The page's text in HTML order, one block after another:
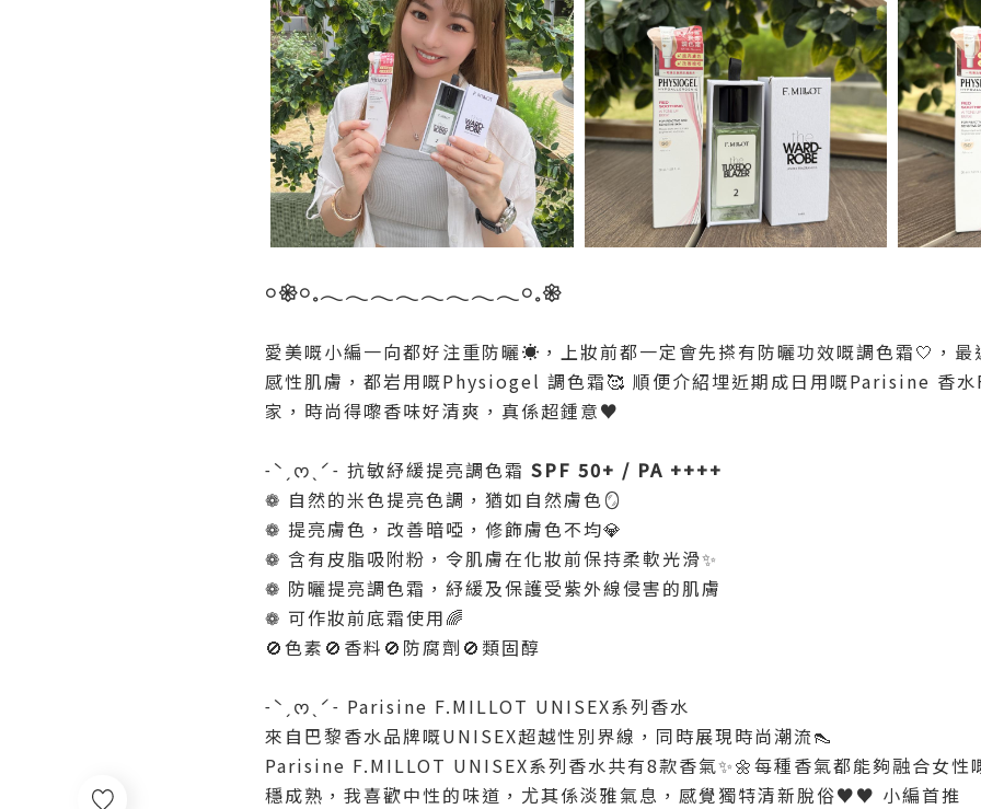
𓏸𑁍𓏸𓈒𓂃𓂃𓂃𓂃𓂃𓂃𓂃𓂃𓏸𓈒𑁍
愛美嘅小編一向都好注重防曬☀️，上妝前都一定會先搽有防曬功效嘅調色霜🤍，
感性肌膚，都岩用嘅Physiogel 調色霜🥰 順便介紹埋近期成日用嘅Parisine 香
家，時尚得嚟香味好清爽，真係超鍾意♥️
˗ˋˏᰔˎˊ˗ 抗敏紓緩提亮調色霜 SPF 50+ / PA ++++
❁ 自然的米色提亮色調，猶如自然膚色🪞
❁ 提亮膚色，改善暗啞，修飾膚色不均💎
❁ 含有皮脂吸附粉，令肌膚在化妝前保持柔軟光滑✨
❁ 防曬提亮調色霜，紓緩及保護受紫外線侵害的肌膚
❁ 可作妝前底霜使用🌈
🚫色素🚫香料🚫防腐劑🚫類固醇
˗ˋˏᰔˎˊ˗ Parisine F.MILLOT UNISEX系列香水
來自巴黎香水品牌嘅UNISEX超越性別界線，同時展現時尚潮流👠
Parisine F.MILLOT UNISEX系列香水共有8款香氣✨🌼每種香氣都能夠融合女性
穩成熟，我喜歡中性的味道，尤其係淡雅氣息，感覺獨特清新脫俗♥️♥️ 小編首推